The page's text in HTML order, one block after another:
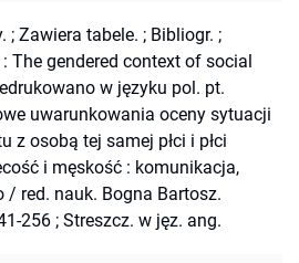
; Zawiera tabele. ; Bibliogr. ;
The gendered context of social
w języku pol. pt.
uwarunkowania oceny sytuacji
z osobą tej samej płci i płci
i męskość : komunikacja,
/ red. nauk. Bogna Bartosz.
256 ; Streszcz. w jęz. ang.